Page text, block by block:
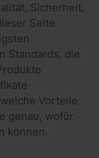
Sicherheit,
Seite
Standards, die
Vorteile
genau, wofür
können.